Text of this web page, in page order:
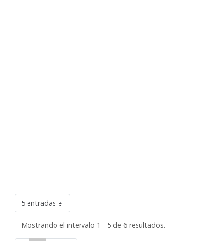
5 entradas
Mostrando el intervalo 1 - 5 de 6 resultados.